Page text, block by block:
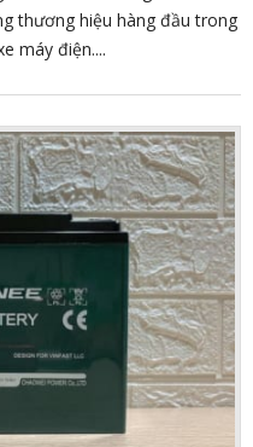
thương hiệu hàng đầu trong
máy điện....